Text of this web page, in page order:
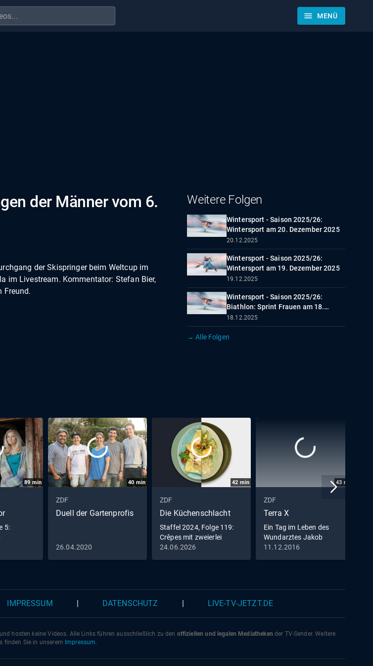
menu MENÜ
der Männer vom 6.
der Skispringer beim Weltcup im
im Livestream. Kommentator: Stefan Bier,
Freund.
Weitere Folgen
Wintersport - Saison 2025/26:
Wintersport am 20. Dezember 2025
20.12.2025
Wintersport - Saison 2025/26:
Wintersport am 19. Dezember 2025
19.12.2025
Wintersport - Saison 2025/26:
Biathlon: Sprint Frauen am 18.
Dezember
18.12.2025
→ Alle Folgen
89 min
5:
40 min
ZDF
Duell der Gartenprofis
26.04.2020
42 min
ZDF
Die Küchenschlacht
Staffel 2024, Folge 119:
Crêpes mit zweierlei
Füllung vs. Zitrus-
24.06.2026
43 min
ZDF
Terra X
Ein Tag im Leben des
Wundarztes Jakob
Althaus im Jahr 1454
11.12.2016
IMPRESSUM DATENSCHUTZ LIVE-TV-JETZT.DE
hosten keine Videos. Alle Links führen ausschließlich zu den offiziellen und legalen Mediatheken der TV-Sender. Weitere
finden Sie in unserem Impressum.